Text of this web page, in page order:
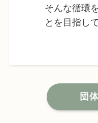
そんな循環
とを目指し
団